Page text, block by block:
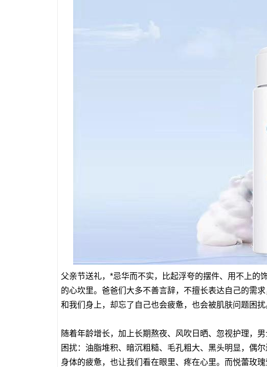
父亲节送礼，*忌华而不实，比起浮夸的摆件、用不上的
的心坎里。爸爸们大多不善言辞，不擅长表达自己的需
和我们身上，却忘了自己也会疲惫，也会被肌肤问题困扰
随着年龄增长，加上长期熬夜、风吹日晒、忽视护理，
困扰：油脂堆积、暗沉粗糙、毛孔粗大、黑头明显，偶
身体的疲惫，也让我们看在眼里、疼在心里。而悦蕾玫